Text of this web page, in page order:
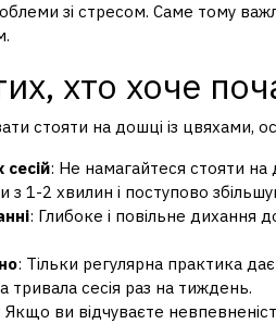
зі стресом. Саме тому
хто хоче
стояти на дошці із цвяхами,
: Не намагайтеся стояти
1-2 хвилин і поступово
: Глибоке і повільне дихання
: Тільки регулярна практика
сесія раз на тиждень.
Якщо ви відчуваєте